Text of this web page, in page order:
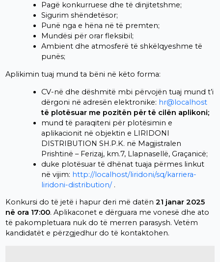
Pagë konkurruese dhe të dinjitetshme;
Sigurim shëndetësor;
Punë nga e hëna në të premten;
Mundësi për orar fleksibil;
Ambient dhe atmosferë të shkëlqyeshme të
punës;
Aplikimin tuaj mund ta bëni në këto forma:
CV-në dhe dëshmitë mbi përvojën tuaj mund t’i
dërgoni në adresën elektronike: hr@localhost
të plotësuar me pozitën për të cilën aplikoni;
mund të paraqiteni për plotësimin e
aplikacionit në objektin e LIRIDONI
DISTRIBUTION SH.P.K. në Magjistralen
Prishtinë – Ferizaj, km.7, Llapnasellë, Graçanicë;
duke plotësuar të dhënat tuaja përmes linkut
në vijim: http://localhost/liridoni/sq/karriera-
liridoni-distribution/.
Konkursi do të jetë i hapur deri më datën 21 janar 2025
në ora 17:00. Aplikaconet e dërguara me vonesë dhe ato
të pakompletuara nuk do të merren parasysh. Vetëm
kandidatët e përzgjedhur do të kontaktohen.